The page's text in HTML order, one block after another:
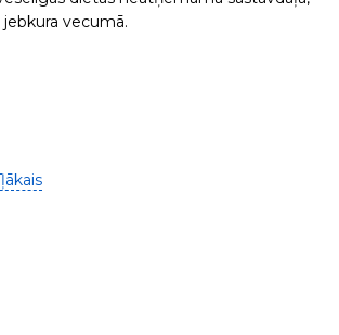
vecumā.